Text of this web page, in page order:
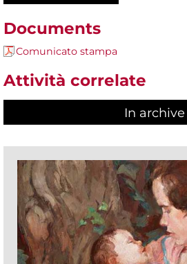
Documents
Comunicato stampa
Attività correlate
In archive